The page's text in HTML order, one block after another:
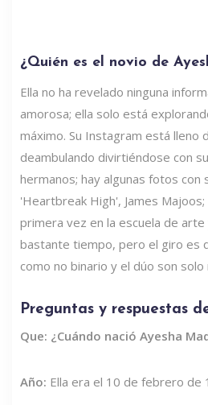
¿Quién es el novio de
Ella no ha revelado ninguna
amorosa; ella solo está
máximo. Su Instagram está lleno
deambulando divirtiéndose con
hermanos; hay algunas fotos
'Heartbreak High', James
primera vez en la escuela de
bastante tiempo, pero el giro es
como no binario y el dúo son
Preguntas y respuestas
Que: ¿Cuándo nació Ayesha
Año: Ella era el 10 de febrero de